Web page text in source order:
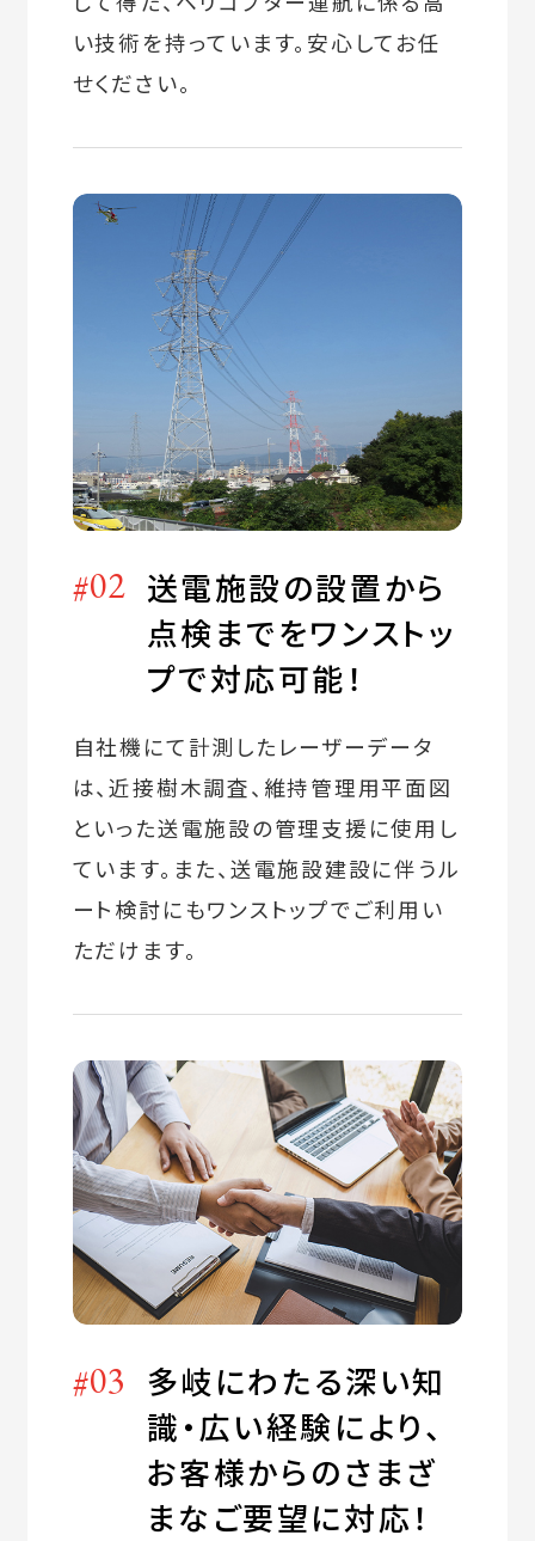
い技術を持っています。安心してお任
せください。
#02 送電施設の設置から
点検までをワンストッ
プで対応可能！
自社機にて計測したレーザーデータ
は、近接樹木調査、維持管理用平面図
といった送電施設の管理支援に使用し
ています。また、送電施設建設に伴うル
ート検討にもワンストップでご利用い
ただけます。
#03 多岐にわたる深い知
識・広い経験により、
お客様からのさまざ
まなご要望に対応！